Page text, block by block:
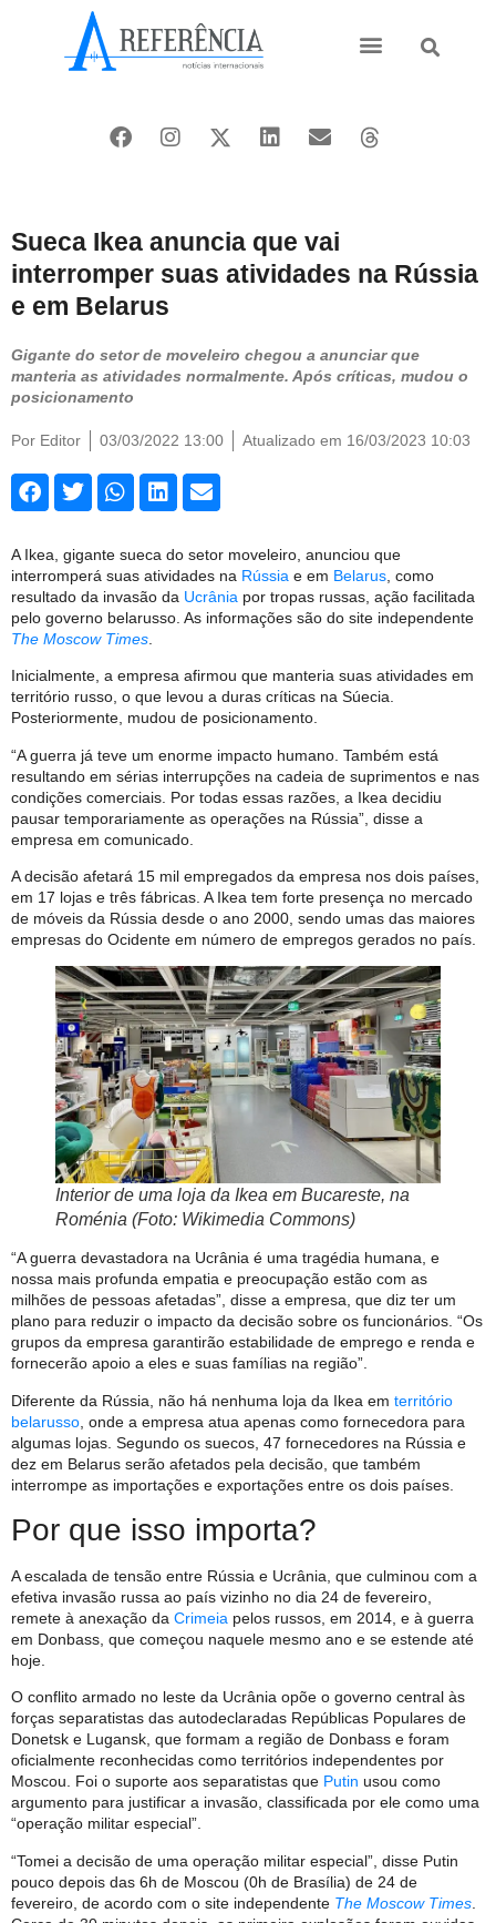
Sueca Ikea anuncia que vai
interromper suas atividades na Rússia
e em Belarus
Gigante do setor de moveleiro chegou a anunciar que
manteria as atividades normalmente. Após críticas, mudou o
posicionamento
Por Editor 03/03/2022 13:00 Atualizado em 16/03/2023 10:03
A Ikea, gigante sueca do setor moveleiro, anunciou que
interromperá suas atividades na Rússia e em Belarus , como
resultado da invasão da Ucrânia por tropas russas, ação facilitada
pelo governo belarusso. As informações são do site independente
The Moscow Times
Inicialmente, a empresa afirmou que manteria suas atividades em
território russo, o que levou a duras críticas na Súecia.
Posteriormente, mudou de posicionamento.
“A guerra já teve um enorme impacto humano. Também está
resultando em sérias interrupções na cadeia de suprimentos e nas
condições comerciais. Por todas essas razões, a Ikea decidiu
pausar temporariamente as operações na Rússia”, disse a
empresa em comunicado.
A decisão afetará 15 mil empregados da empresa nos dois países,
em 17 lojas e três fábricas. A Ikea tem forte presença no mercado
de móveis da Rússia desde o ano 2000, sendo umas das maiores
empresas do Ocidente em número de empregos gerados no país.
Interior de uma loja da Ikea em Bucareste, na
Roménia (Foto: Wikimedia Commons)
“A guerra devastadora na Ucrânia é uma tragédia humana, e
nossa mais profunda empatia e preocupação estão com as
milhões de pessoas afetadas”, disse a empresa, que diz ter um
plano para reduzir o impacto da decisão sobre os funcionários. “Os
grupos da empresa garantirão estabilidade de emprego e renda e
fornecerão apoio a eles e suas famílias na região”.
Diferente da Rússia, não há nenhuma loja da Ikea em território
belarusso , onde a empresa atua apenas como fornecedora para
algumas lojas. Segundo os suecos, 47 fornecedores na Rússia e
dez em Belarus serão afetados pela decisão, que também
interrompe as importações e exportações entre os dois países.
Por que isso importa?
A escalada de tensão entre Rússia e Ucrânia, que culminou com a
efetiva invasão russa ao país vizinho no dia 24 de fevereiro,
remete à anexação da Crimeia pelos russos, em 2014, e à guerra
em Donbass, que começou naquele mesmo ano e se estende até
hoje.
O conflito armado no leste da Ucrânia opõe o governo central às
forças separatistas das autodeclaradas Repúblicas Populares de
Donetsk e Lugansk, que formam a região de Donbass e foram
oficialmente reconhecidas como territórios independentes por
Moscou. Foi o suporte aos separatistas que Putin usou como
argumento para justificar a invasão, classificada por ele como uma
“operação militar especial”.
“Tomei a decisão de uma operação militar especial”, disse Putin
pouco depois das 6h de Moscou (0h de Brasília) de 24 de
fevereiro, de acordo com o site independente The Moscow Times